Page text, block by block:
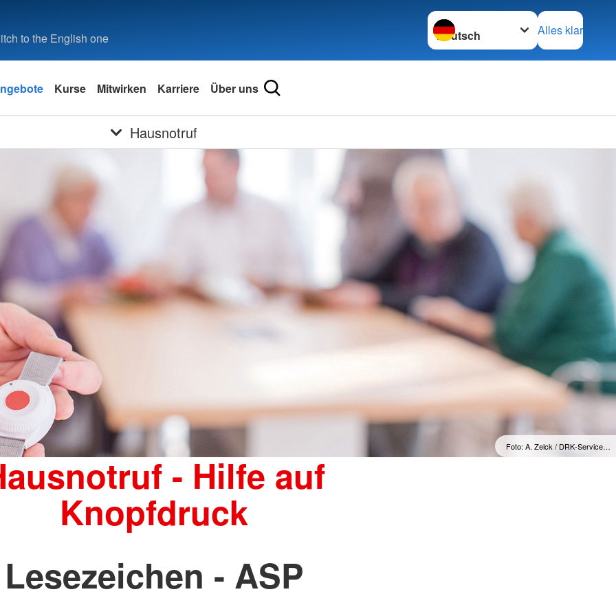
to the English one
Sprache wechseln zu
Alles klar
Kurse Mitwirken Karriere Über uns
Hausnotruf
Foto: A. Zelck / DRK-Service…
- Hilfe auf
Knopfdruck
Lesezeichen - ASP